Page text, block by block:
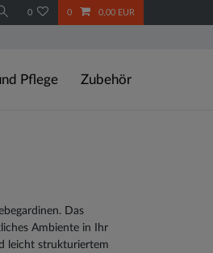
0 0 0,00 EUR
Pflege Zubehör
Das
Ambiente in Ihr
leicht strukturiertem